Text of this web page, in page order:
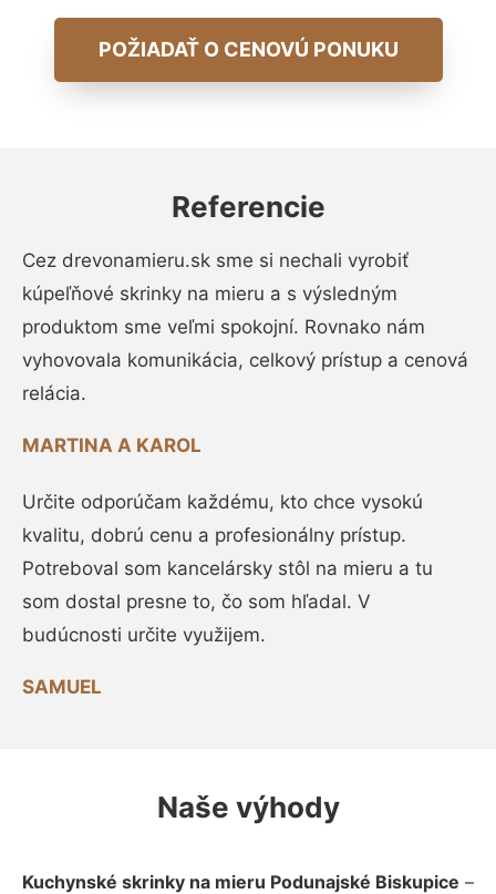
POŽIADAŤ O CENOVÚ PONUKU
Referencie
Cez drevonamieru.sk sme si nechali vyrobiť
kúpeľňové skrinky na mieru a s výsledným
produktom sme veľmi spokojní. Rovnako nám
vyhovovala komunikácia, celkový prístup a cenová
relácia.
MARTINA A KAROL
Určite odporúčam každému, kto chce vysokú
kvalitu, dobrú cenu a profesionálny prístup.
Potreboval som kancelársky stôl na mieru a tu
som dostal presne to, čo som hľadal. V
budúcnosti určite využijem.
SAMUEL
Naše výhody
Kuchynské skrinky na mieru Podunajské Biskupice –